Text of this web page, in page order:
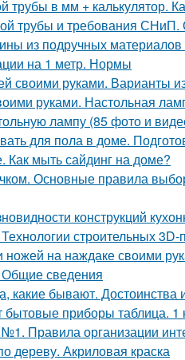
трубы в мм + калькулятор.
трубы и требования
из подручных
на 1 метр. Нормы
своими руками. Варианты
руками. Настольная
лампу (85 фото и
для пола в доме.
Как мыть сайдинг на доме?
Основные правила
конструкций
строительных 3D-
ножей на наждаке своими
сведения
какие бывают. Достоинства
приборы таблица. 1
Правила организации
дереву. Акриловая краска